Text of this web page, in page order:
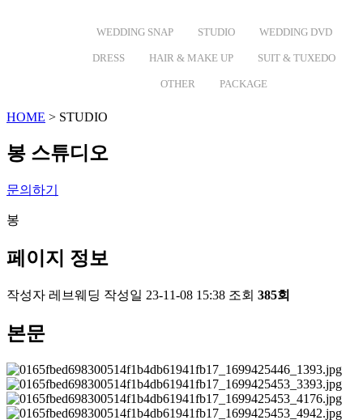
WEDDING SNAP STUDIO WEDDING DVD
DRESS HAIR & MAKE UP SUIT & TUXEDO
OTHER PACKAGE
HOME > STUDIO
봉 스튜디오
문의하기
봉
페이지 정보
작성자 레브웨딩 작성일 23-11-08 15:38 조회 385회
본문